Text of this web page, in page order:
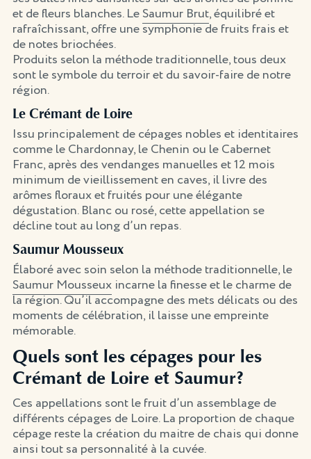
et de fleurs blanches. LeSaumur Brut, équilibré et
rafraîchissant, offre une symphonie de fruits frais et
de notes briochées.
Produits selon la méthode traditionnelle, tous deux
sont le symbole du terroir et du savoir-faire de notre
région.
Le Crémant de Loire
Issu principalement de cépages nobles et identitaires
comme le Chardonnay, le Chenin ou le Cabernet
Franc, après des vendanges manuelles et 12 mois
minimum de vieillissement en caves, il livre des
arômes floraux et fruités pour une élégante
dégustation. Blanc ou rosé, cette appellation se
décline tout au long d’un repas.
Saumur Mousseux
Élaboré avec soin selon la méthode traditionnelle, le
Saumur Mousseux incarne la finesse et le charme de
la région. Qu’il accompagne des mets délicats ou des
moments de célébration, il laisse une empreinte
mémorable.
Quels sont les cépages pour les
Crémant de Loire et Saumur?
Ces appellations sont le fruit d’un assemblage de
différents cépages de Loire. La proportion de chaque
cépage reste la création du maitre de chais qui donne
ainsi tout sa personnalité à la cuvée.